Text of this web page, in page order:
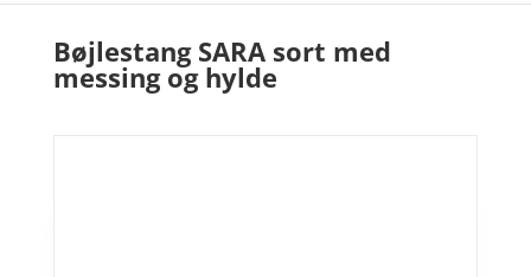
Bøjlestang SARA sort med
messing og hylde